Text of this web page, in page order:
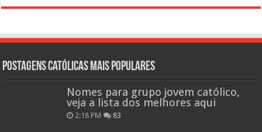
Postagens católicas mais Populares
Nomes para grupo jovem católico,
veja a lista dos melhores aqui
2:18 PM 83